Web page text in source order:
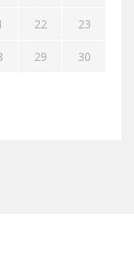
22 23
29 30